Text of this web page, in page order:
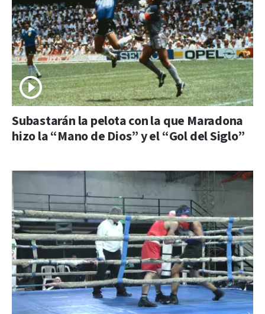
Subastarán la pelota con la que Maradona
hizo la “Mano de Dios” y el “Gol del Siglo”